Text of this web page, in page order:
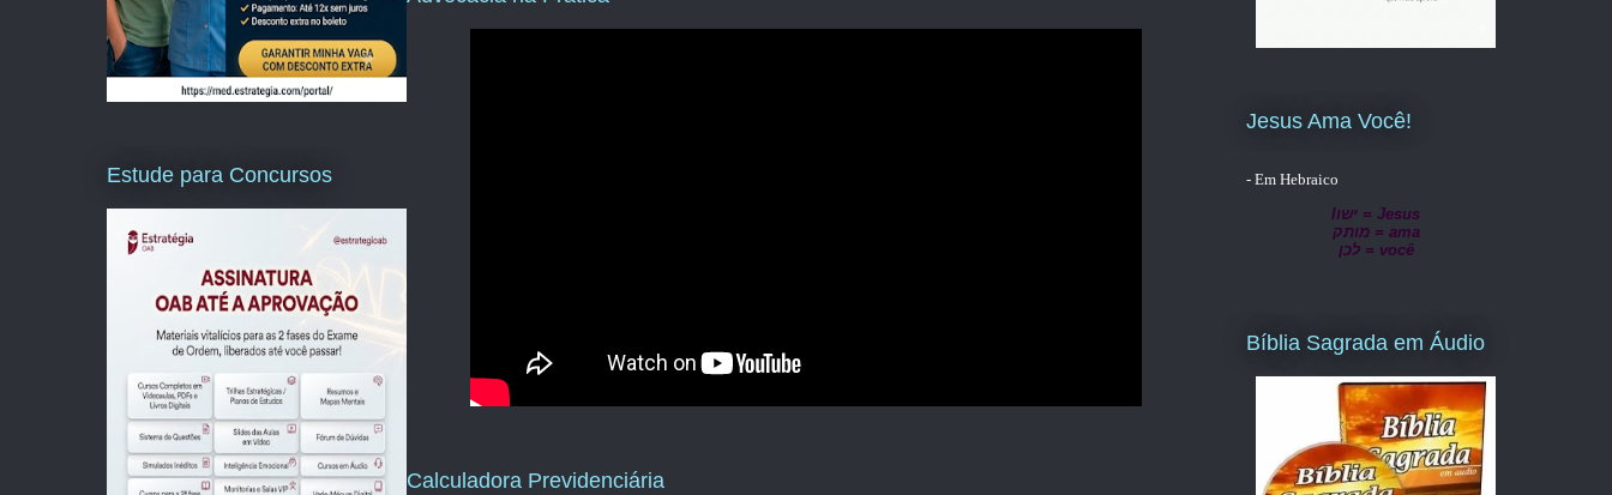
Calculadora Previdenciária
Estude para Concursos
Jesus Ama Você!
- Em Hebraico
lישו = Jesus
מותק = ama
לכן = você
Bíblia Sagrada em Áudio